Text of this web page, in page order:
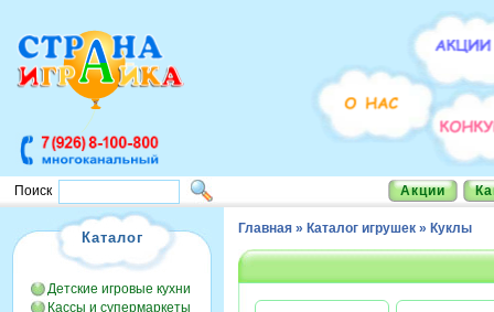
Поиск Акции
Каталог
Детские игровые кухни
Кассы и супермаркеты
Главная » Каталог игрушек » Куклы